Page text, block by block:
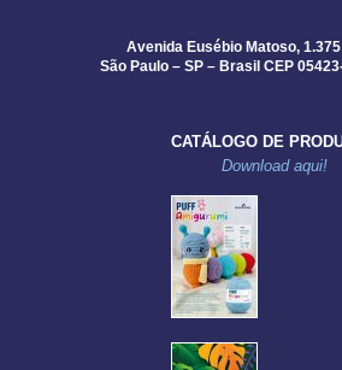
Avenida Eusébio Matoso, 1.375
São Paulo – SP – Brasil CEP
CATÁLOGO DE
Download aqui!